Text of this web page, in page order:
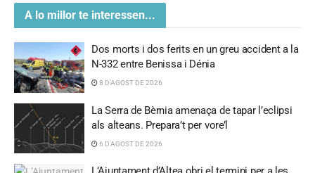
A lo millor te interessen...
Dos morts i dos ferits en un greu accident a la
N-332 entre Benissa i Dénia
8 D'AGOST DE 2026
La Serra de Bèrnia amenaça de tapar l’eclipsi
als alteans. Prepara’t per vore’l
6 D'AGOST DE 2026